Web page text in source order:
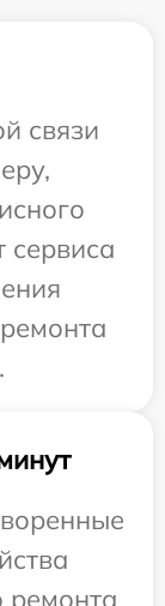
связи
сервиса
ремонта